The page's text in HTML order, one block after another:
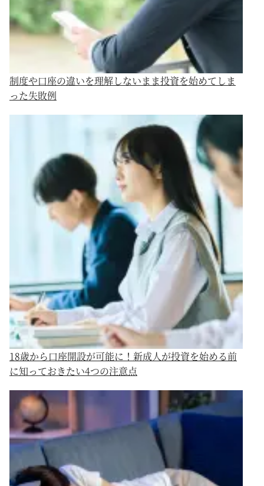
制度や口座の違いを理解しないまま投資を始めてしま
った失敗例
18歳から口座開設が可能に！新成人が投資を始める前
に知っておきたい4つの注意点